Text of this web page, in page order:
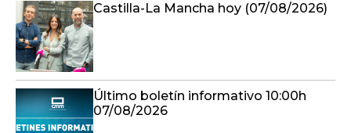
Castilla-La Mancha hoy (07/08/2026)
Último boletín informativo 10:00h
07/08/2026